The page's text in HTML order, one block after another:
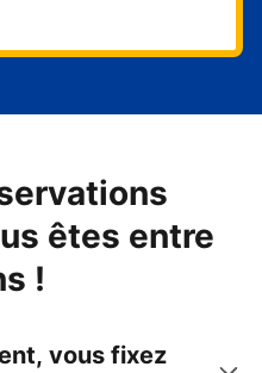
êtes entre
!
vous fixez